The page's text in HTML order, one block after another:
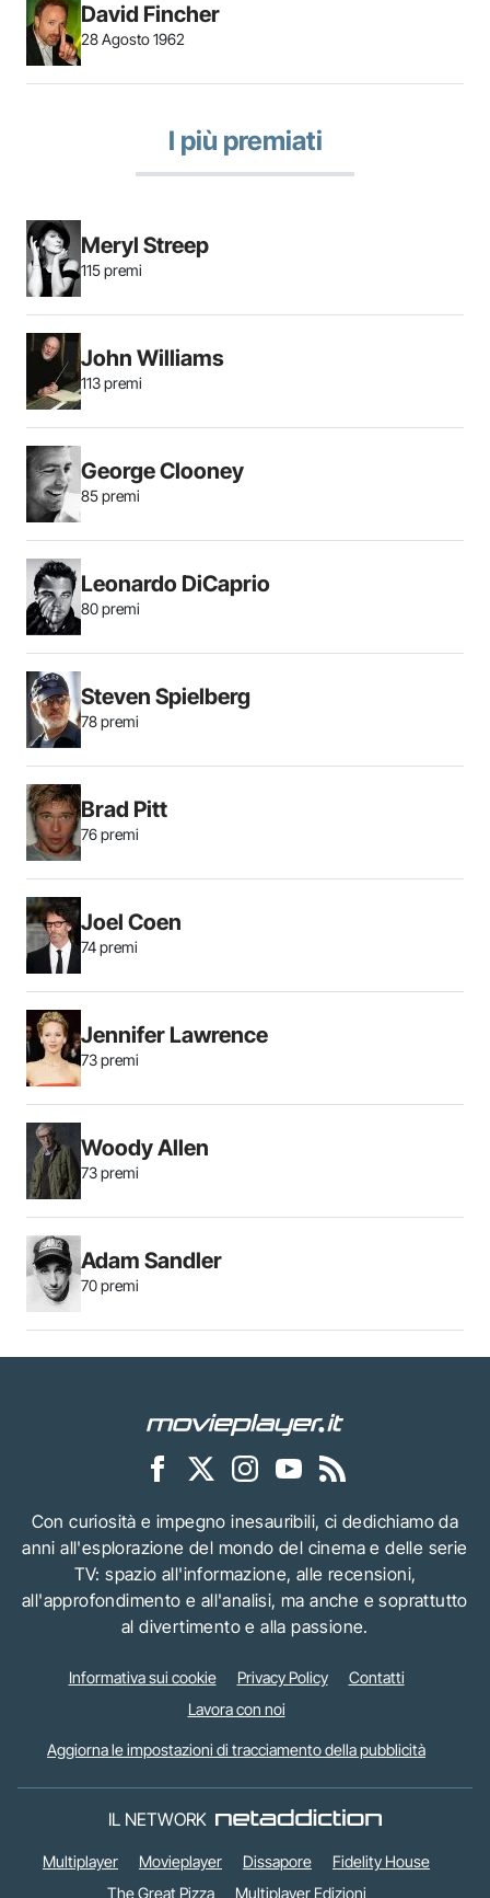
David Fincher
28 Agosto 1962
I più premiati
Meryl Streep
115 premi
John Williams
113 premi
George Clooney
85 premi
Leonardo DiCaprio
80 premi
Steven Spielberg
78 premi
Brad Pitt
76 premi
Joel Coen
74 premi
Jennifer Lawrence
73 premi
Woody Allen
73 premi
Adam Sandler
70 premi
Con curiosità e impegno inesauribili, ci dedichiamo da
anni all'esplorazione del mondo del cinema e delle serie
TV: spazio all'informazione, alle recensioni,
all'approfondimento e all'analisi, ma anche e soprattutto
al divertimento e alla passione.
Informativa sui cookie Privacy Policy
Contatti
Lavora con noi
Aggiorna le impostazioni di tracciamento della pubblicità
IL NETWORK
Multiplayer Movieplayer Dissapore
Fidelity House
The Great Pizza
Multiplayer Edizioni